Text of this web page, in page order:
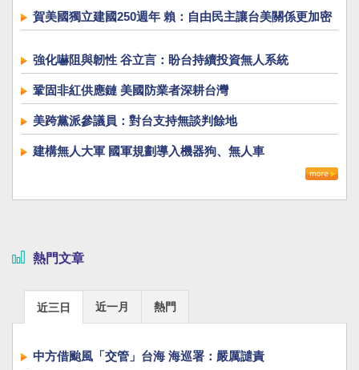
賀美國獨立建國250週年 賴：自由民主讓台美關係更加密
切
強化嚇阻與韌性 谷立言：盼台持續投資無人系統
鞏固非紅供應鏈 美國防業者深耕台灣
美跨黨派參議員：對台支持無談判餘地
建構無人大軍 國軍規劃導入機器狗、無人車
熱門文章
近三日 近一月 熱門
中方借颱風「交管」台海 海巡署：嚴厲譴責